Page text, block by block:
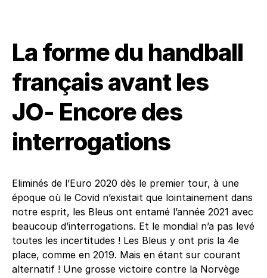
La forme du handball
français avant les
JO- Encore des
interrogations
Eliminés de l’Euro 2020 dès le premier tour, à une
époque où le Covid n’existait que lointainement dans
notre esprit, les Bleus ont entamé l’année 2021 avec
beaucoup d’interrogations. Et le mondial n’a pas levé
toutes les incertitudes ! Les Bleus y ont pris la 4e
place, comme en 2019. Mais en étant sur courant
alternatif ! Une grosse victoire contre la Norvège